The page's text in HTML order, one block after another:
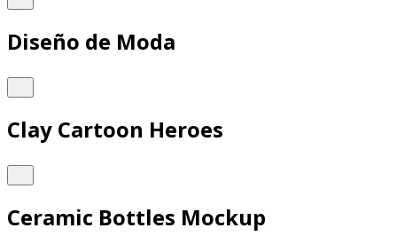
Diseño de Moda
Clay Cartoon Heroes
Ceramic Bottles Mockup